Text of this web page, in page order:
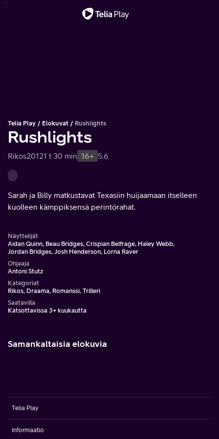
Telia Play Elokuvat Rushlights
Rushlights
Rikos20121 t 30 min 16+ 5.6
Sarah ja Billy matkustavat Texasiin huijaamaan itselleen
kuolleen kämppiksensä perintörahat.
Näyttelijät
Aidan Quinn, Beau Bridges, Crispian Belfrage, Haley Webb,
Jordan Bridges, Josh Henderson, Lorna Raver
Ohjaaja
Antoni Stutz
Kategoriat
Rikos, Draama, Romanssi, Trilleri
Saatavilla
Katsottavissa 3+ kuukautta
Samankaltaisia elokuvia
Telia Play
Informaatio